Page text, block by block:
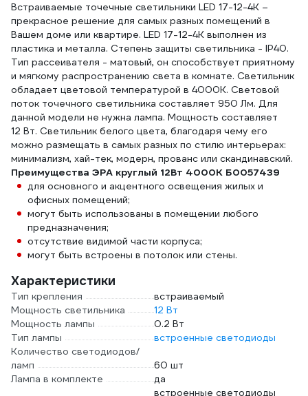
Встраиваемые точечные светильники LED 17-12-4K –
прекрасное решение для самых разных помещений в
Вашем доме или квартире. LED 17-12-4K выполнен из
пластика и металла. Степень защиты светильника - IP40.
Тип рассеивателя - матовый, он способствует приятному
и мягкому распространению света в комнате. Светильник
обладает цветовой температурой в 4000К. Световой
поток точечного светильника составляет 950 Лм. Для
данной модели не нужна лампа. Мощность составляет
12 Вт. Светильник белого цвета, благодаря чему его
можно размещать в самых разных по стилю интерьерах:
минимализм, хай-тек, модерн, прованс или скандинавский.
Преимущества ЭРА круглый 12Вт 4000К Б0057439
для основного и акцентного освещения жилых и
офисных помещений;
могут быть использованы в помещении любого
предназначения;
отсутствие видимой части корпуса;
могут быть встроены в потолок или стены.
Характеристики
Тип крепления
встраиваемый
Мощность светильника
12 Вт
Мощность лампы
0.2 Вт
Тип лампы
встроенные светодиоды
Количество светодиодов/
ламп
60 шт
Лампа в комплекте
да
встроенные светодиоды